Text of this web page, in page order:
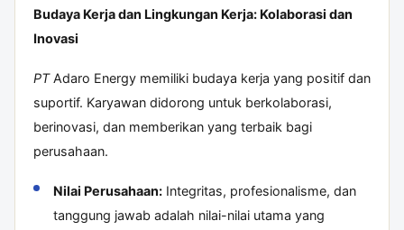
Budaya Kerja dan Lingkungan Kerja: Kolaborasi dan
Inovasi
PTAdaro Energy memiliki budaya kerja yang positif dan
suportif. Karyawan didorong untuk berkolaborasi,
berinovasi, dan memberikan yang terbaik bagi
perusahaan.
Nilai Perusahaan:Integritas, profesionalisme, dan
tanggung jawab adalah nilai-nilai utama yang